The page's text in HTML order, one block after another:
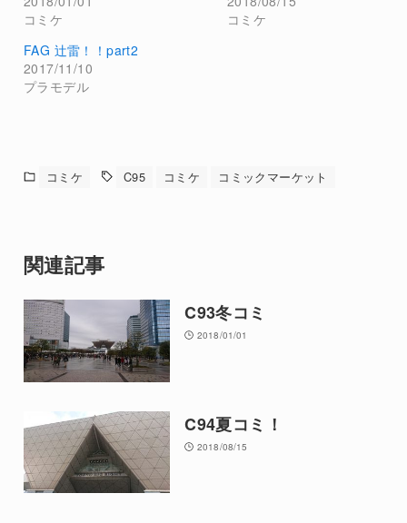
コミケ
コミケ
FAG 辻雷！！part2
2017/11/10
プラモデル
コミケ C95 コミケ コミックマーケット
関連記事
C93冬コミ
2018/01/01
C94夏コミ！
2018/08/15